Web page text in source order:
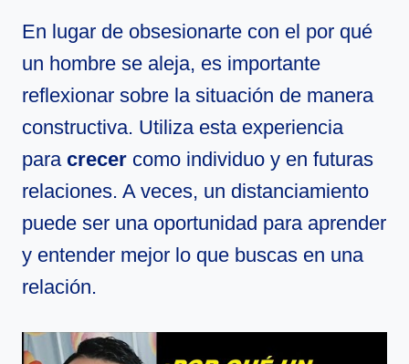
En lugar de obsesionarte con el por qué
un hombre se aleja, es importante
reflexionar sobre la situación de manera
constructiva. Utiliza esta experiencia
para crecer como individuo y en futuras
relaciones. A veces, un distanciamiento
puede ser una oportunidad para aprender
y entender mejor lo que buscas en una
relación.